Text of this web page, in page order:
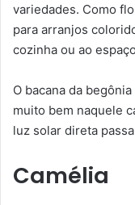
variedades. Como
para arranjos
cozinha ou ao
O bacana da
muito bem naquele
luz solar direta
Camélia